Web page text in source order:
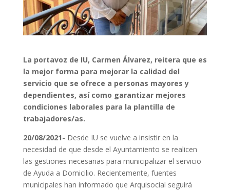
La portavoz de IU, Carmen Álvarez, reitera que es
la mejor forma para mejorar la calidad del
servicio que se ofrece a personas mayores y
dependientes, así como garantizar mejores
condiciones laborales para la plantilla de
trabajadores/as.
20/08/2021- Desde IU se vuelve a insistir en la
necesidad de que desde el Ayuntamiento se realicen
las gestiones necesarias para municipalizar el servicio
de Ayuda a Domicilio. Recientemente, fuentes
municipales han informado que Arquisocial seguirá